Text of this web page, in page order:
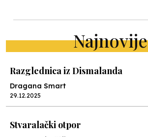
Najnovije
Razglednica iz Dismalanda
Dragana Smart
29.12.2025
Stvaralački otpor